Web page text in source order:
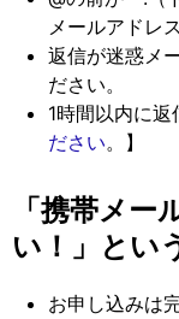
メールアドレ
返信が迷惑メ
ださい。
1時間以内に
ださい。】
「携帯メ
い！」とい
お申し込みは